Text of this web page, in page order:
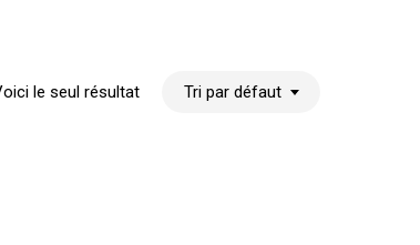
le seul résultat Tri par défaut